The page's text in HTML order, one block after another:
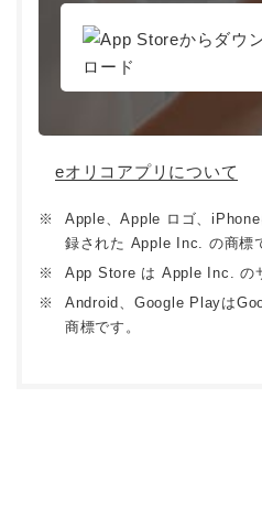
eオリコアプリについて
※
Apple、Apple ロゴ、
録された Apple Inc. の商標
※
App Store は Apple Inc. の
※
Android、Google Playは
商標です。